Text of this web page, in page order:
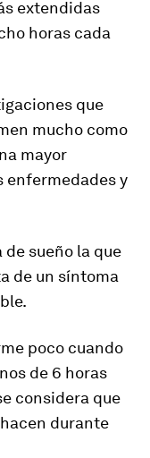
extendidas
horas cada
que
mucho como
mayor
enfermedades y
sueño la que
de un síntoma
poco cuando
de 6 horas
considera que
durante